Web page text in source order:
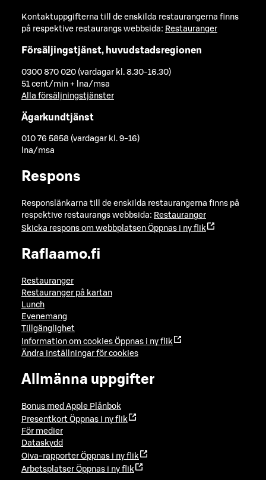
Kontaktuppgifterna till de enskilda restaurangerna finns
på respektive restaurangs webbsida: Restauranger
Försäljingstjänst, huvudstadsregionen
0300 870 020 (vardagar kl. 8.30-16.30)
51 cent/min + lna/msa
Alla försäljningstjänster
Ägarkundtjänst
010 76 5858 (vardagar kl. 9-16)
lna/msa
Respons
Responslänkarna till de enskilda restaurangerna finns på
respektive restaurangs webbsida: Restauranger
Skicka respons om webbplatsen Öppnas i ny flik
Raflaamo.fi
Restauranger
Restauranger på kartan
Lunch
Evenemang
Tillgänglighet
Information om cookies Öppnas i ny flik
Ändra inställningar för cookies
Allmänna uppgifter
Bonus med Apple Plånbok
Presentkort Öppnas i ny flik
För medier
Dataskydd
Oiva-rapporter Öppnas i ny flik
Arbetsplatser Öppnas i ny flik